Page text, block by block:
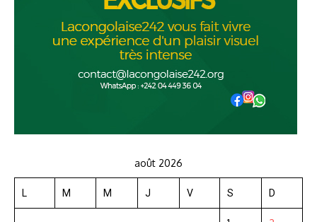
août 2026
L M M J V S D